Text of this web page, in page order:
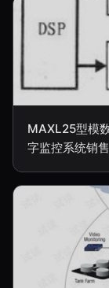
MAXL25型模
字监控系统销